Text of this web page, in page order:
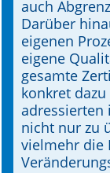
auch
Darüber
eigenen
eigene
gesamte
konkret
adressierten
nicht nur zu
vielmehr die